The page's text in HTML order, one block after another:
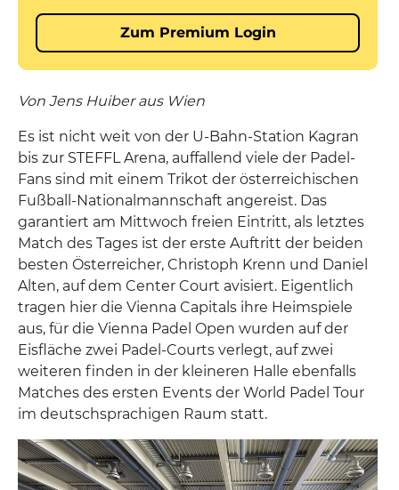
Von Jens Huiber aus Wien
Es ist nicht weit von der U-Bahn-Station Kagran
bis zur STEFFL Arena, auffallend viele der Padel-
Fans sind mit einem Trikot der österreichischen
Fußball-Nationalmannschaft angereist. Das
garantiert am Mittwoch freien Eintritt, als letztes
Match des Tages ist der erste Auftritt der beiden
besten Österreicher, Christoph Krenn und Daniel
Alten, auf dem Center Court avisiert. Eigentlich
tragen hier die Vienna Capitals ihre Heimspiele
aus, für die Vienna Padel Open wurden auf der
Eisfläche zwei Padel-Courts verlegt, auf zwei
weiteren finden in der kleineren Halle ebenfalls
Matches des ersten Events der World Padel Tour
im deutschsprachigen Raum statt.